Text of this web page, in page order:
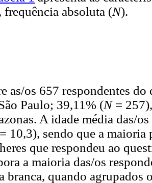
frequência absoluta (N).
as/os 657 respondentes
Paulo; 39,11% (N =
A idade média das/
= 10,3), sendo que a maioria
que respondeu ao
a maioria das/os
branca, quando agrupados